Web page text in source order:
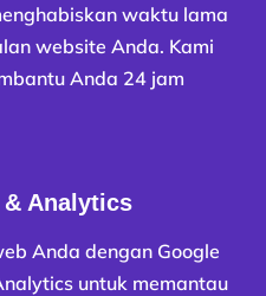
waktu lama
website Anda. Kami
Anda 24 jam
Analytics
Anda dengan Google
untuk memantau